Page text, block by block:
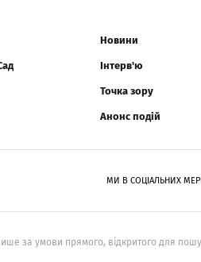
Новини
Інтерв'ю
Точка зору
Анонс подій
МИ В СОЦІАЛЬНИХ
за умови прямого, відкритого для